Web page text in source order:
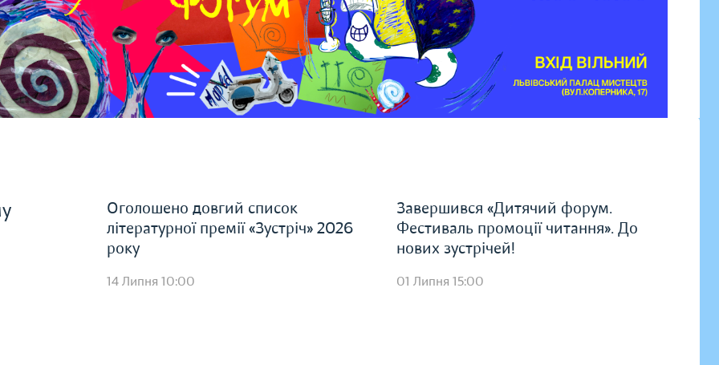
Оголошено довгий список
літературної премії «Зустріч» 2026
року
14 Липня 10:00
Завершився «Дитячий форум.
Фестиваль промоції читання». До
нових зустрічей!
01 Липня 15:00